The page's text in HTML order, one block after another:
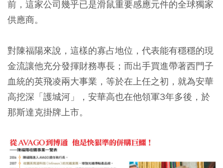
前，這家公司幾乎已是滑鼠重要感應元件的全球獨家
供應商。
對陳福陽來說，這樣的寡占地位，代表能有穩穩的現
金流讓他充分發揮財務專長；而出手買進帶著西門子
血統的英飛凌兩大事業，等於在上任之初，就為安華
高挖深「護城河」，安華高也在他領軍3年多後，於
那斯達克掛牌上市。